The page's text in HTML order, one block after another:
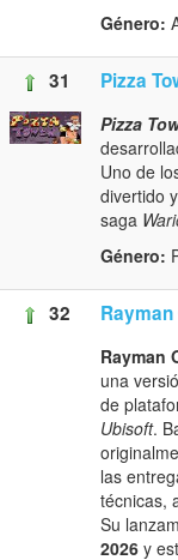
Género:
31 Pizza
Pizza
Uno de
divertido
saga
Género:
32
Rayman
una
de
Ubisoft.
las
técnicas,
Su
2026 y